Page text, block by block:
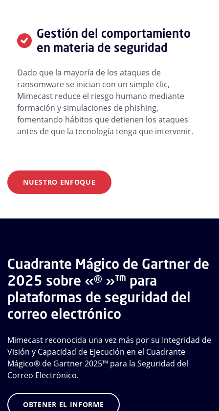
Gestión del comportamiento
en materia de seguridad
Dado que la mayoría de los ataques de
ransomware se inician con un simple clic,
Mimecast reduce el riesgo humano mediante
formación y simulaciones de phishing,
fomentando hábitos que detienen los ataques
antes de que la tecnología tenga que intervenir.
NUESTRO ENFOQUE
Cuadrante Mágico de Gartner de
2025 sobre «® »™ para
plataformas de seguridad del
correo electrónico
Mimecast reconocida una vez más por su Integridad de
Visión y Capacidad de Ejecución en el Cuadrante
Mágico® de Gartner 2025™ para la Seguridad del
Correo Electrónico.
OBTENER EL INFORME